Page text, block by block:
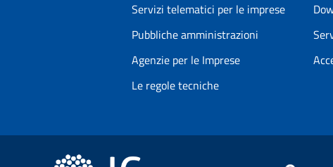
Servizi telematici per le imprese
Pubbliche amministrazioni
Agenzie per le Imprese
Le regole tecniche